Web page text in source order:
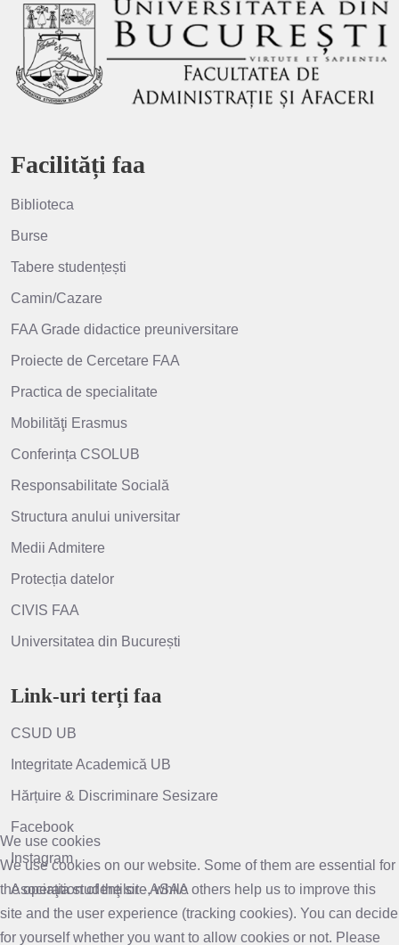
Facilități faa
Biblioteca
Burse
Tabere studențești
Camin/Cazare
FAA Grade didactice preuniversitare
Proiecte de Cercetare FAA
Practica de specialitate
Mobilităţi Erasmus
Conferința CSOLUB
Responsabilitate Socială
Structura anului universitar
Medii Admitere
Protecția datelor
CIVIS FAA
Universitatea din București
Link-uri terți faa
CSUD UB
Integritate Academică UB
Hărțuire & Discriminare Sesizare
Facebook
Instagram
Asociaţia studenţilor - ASAA
We use cookies
We use cookies on our website. Some of them are essential for
the operation of the site, while others help us to improve this
site and the user experience (tracking cookies). You can decide
for yourself whether you want to allow cookies or not. Please